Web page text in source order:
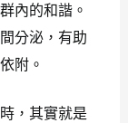
內的和諧。
分泌，有助
附。
，其實就是